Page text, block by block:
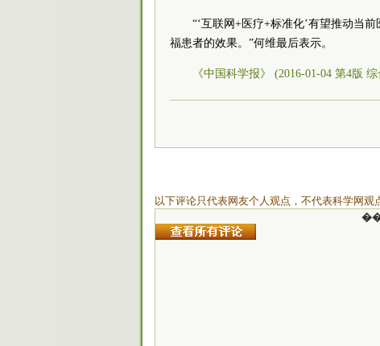
“‘互联网+医疗+标准化’有望推动当
福患者的效果。”何维最后表示。
《中国科学报》 (2016-01-04 第4版 综
以下评论只代表网友个人观点，不代表科学网观